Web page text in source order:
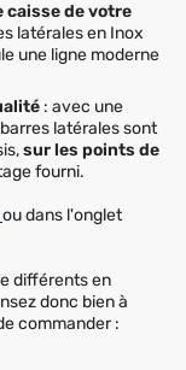
caisse de votre
latérales en Inox
une ligne moderne
: avec une
latérales sont
sur les points de
fourni.
ou dans l'onglet
différents en
donc bien à
commander :